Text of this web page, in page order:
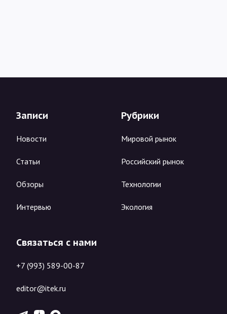
Записи
Новости
Статьи
Обзоры
Интервью
Рубрики
Мировой рынок
Российский рынок
Технологии
Экология
Связаться с нами
+7 (993) 589-00-87
editor@itek.ru